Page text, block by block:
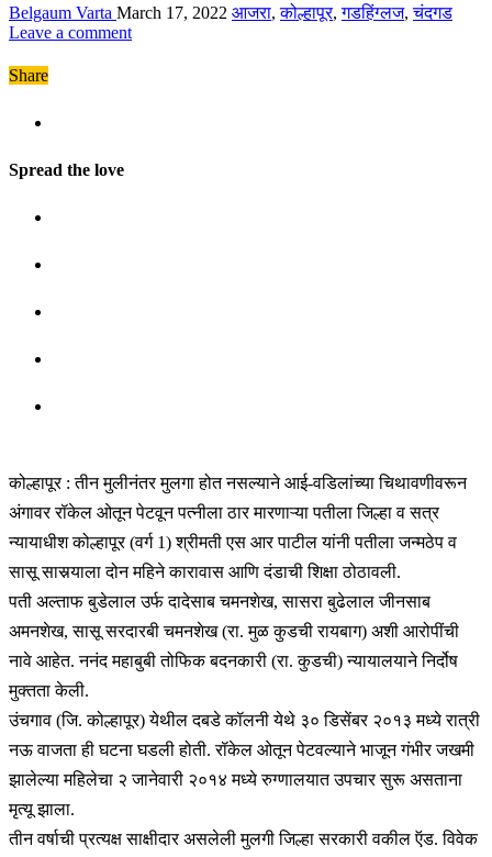
Belgaum Varta March 17, 2022 आजरा,कोल्हापूर,गडहिंग्लज,चंदगड
Leave a comment
Share
Spread the love
कोल्हापूर : तीन मुलीनंतर मुलगा होत नसल्याने आई-वडिलांच्या चिथावणीवरून
अंगावर रॉकेल ओतून पेटवून पत्नीला ठार मारणाऱ्या पतीला जिल्हा व सत्र
न्यायाधीश कोल्हापूर (वर्ग 1) श्रीमती एस आर पाटील यांनी पतीला जन्मठेप व
सासू सासर्‍याला दोन महिने कारावास आणि दंडाची शिक्षा ठोठावली.
पती अल्ताफ बुडेलाल उर्फ दादेसाब चमनशेख, सासरा बुढेलाल जीनसाब
अमनशेख, सासू सरदारबी चमनशेख (रा. मुळ कुडची रायबाग) अशी आरोपींची
नावे आहेत. ननंद महाबुबी तोफिक बदनकारी (रा. कुडची) न्यायालयाने निर्दोष
मुक्तता केली.
उंचगाव (जि. कोल्हापूर) येथील दबडे कॉलनी येथे ३० डिसेंबर २०१३ मध्ये रात्री
नऊ वाजता ही घटना घडली होती. रॉकेल ओतून पेटवल्याने भाजून गंभीर जखमी
झालेल्या महिलेचा २ जानेवारी २०१४ मध्ये रुग्णालयात उपचार सुरू असताना
मृत्यू झाला.
तीन वर्षाची प्रत्यक्ष साक्षीदार असलेली मुलगी जिल्हा सरकारी वकील ऍड. विवेक